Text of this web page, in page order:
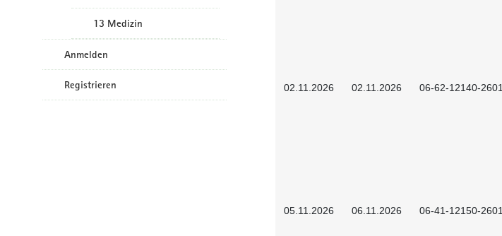
13 Medizin
Anmelden
Registrieren 02.11.2026 02.11.2026 06-62-12140-2601
05.11.2026 06.11.2026 06-41-12150-2601